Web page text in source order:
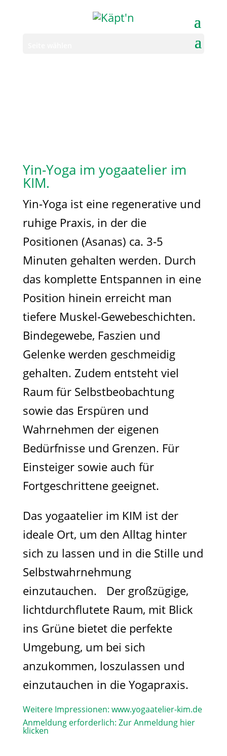
Yin-Yoga im yogaatelier im
KIM.
Yin-Yoga ist eine regenerative und
ruhige Praxis, in der die
Positionen (Asanas) ca. 3-5
Minuten gehalten werden. Durch
das komplette Entspannen in eine
Position hinein erreicht man
tiefere Muskel-Gewebeschichten.
Bindegewebe, Faszien und
Gelenke werden geschmeidig
gehalten. Zudem entsteht viel
Raum für Selbstbeobachtung
sowie das Erspüren und
Wahrnehmen der eigenen
Bedürfnisse und Grenzen. Für
Einsteiger sowie auch für
Fortgeschrittene geeignet.
Das yogaatelier im KIM ist der
ideale Ort, um den Alltag hinter
sich zu lassen und in die Stille und
Selbstwahrnehmung
einzutauchen. Der großzügige,
lichtdurchflutete Raum, mit Blick
ins Grüne bietet die perfekte
Umgebung, um bei sich
anzukommen, loszulassen und
einzutauchen in die Yogapraxis.
Weitere Impressionen: www.yogaatelier-kim.de​
Anmeldung erforderlich: Zur Anmeldung hier
klicken